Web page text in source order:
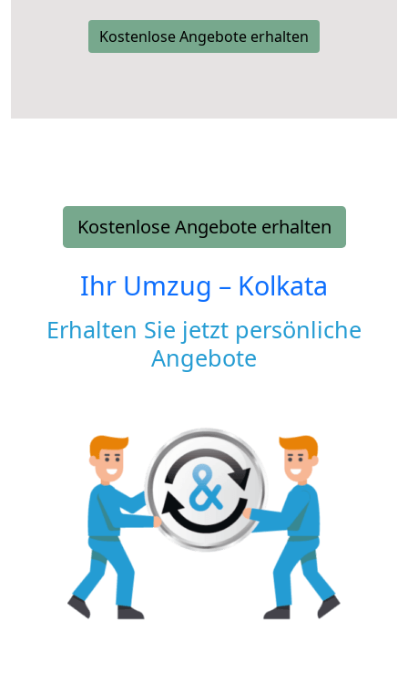
Kostenlose Angebote erhalten
Kostenlose Angebote erhalten
Ihr Umzug – Kolkata
Erhalten Sie jetzt persönliche
Angebote